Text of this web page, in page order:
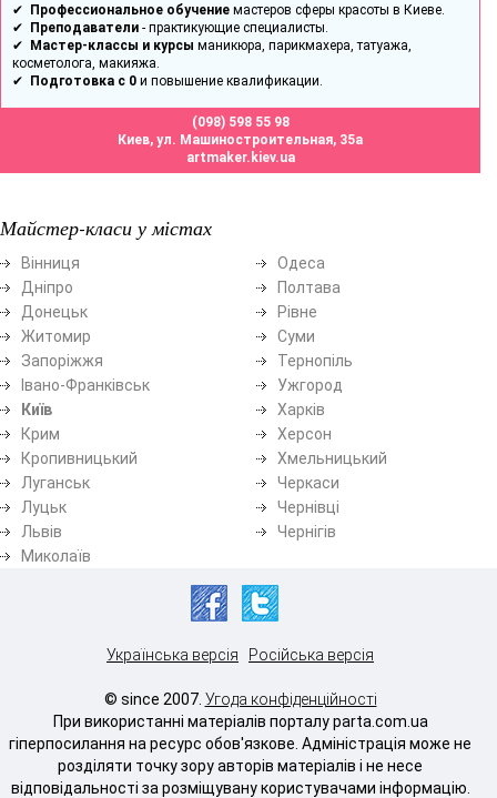
✔ Профессиональное обучение мастеров сферы красоты в Киеве.
✔ Преподаватели - практикующие специалисты.
✔ Мастер-классы и курсы маникюра, парикмахера, татуажа,
косметолога, макияжа.
✔ Подготовка с 0 и повышение квалификации.
(098) 598 55 98
Киев, ул. Машиностроительная, 35а
artmaker.kiev.ua
Майстер-класи у містах
Вінниця
Дніпро
Донецьк
Житомир
Запоріжжя
Івано-Франківськ
Київ
Крим
Кропивницький
Луганськ
Луцьк
Львів
Миколаїв
Одеса
Полтава
Рівне
Суми
Тернопіль
Ужгород
Харків
Херсон
Хмельницький
Черкаси
Чернівці
Чернігів
Українська версія Російська версія
© since 2007. Угода конфіденційності
При використанні матеріалів порталу parta.com.ua
гіперпосилання на ресурс обов'язкове. Адміністрація може не
розділяти точку зору авторів матеріалів і не несе
відповідальності за розміщувану користувачами інформацію.